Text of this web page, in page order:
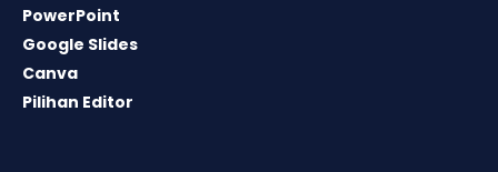
PowerPoint
Google Slides
Canva
Pilihan Editor